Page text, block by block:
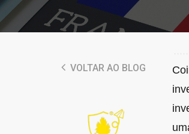
VOLTAR AO BLOG